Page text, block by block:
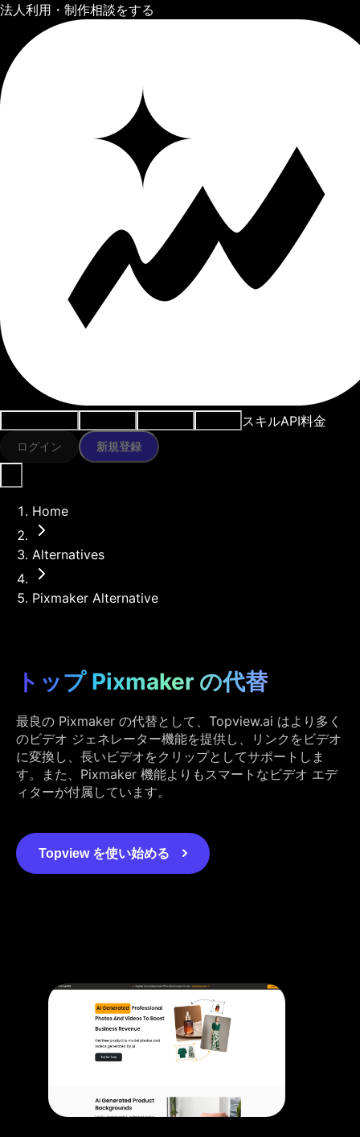
法人利用・制作相談をする
スキルAPI料金
ログイン 新規登録
Home
Alternatives
Pixmaker Alternative
トップ Pixmaker の代替
最良の Pixmaker の代替として、Topview.ai はより多く
のビデオ ジェネレーター機能を提供し、リンクをビデオ
に変換し、長いビデオをクリップとしてサポートしま
す。また、Pixmaker 機能よりもスマートなビデオ エデ
ィターが付属しています。
Topview を使い始める